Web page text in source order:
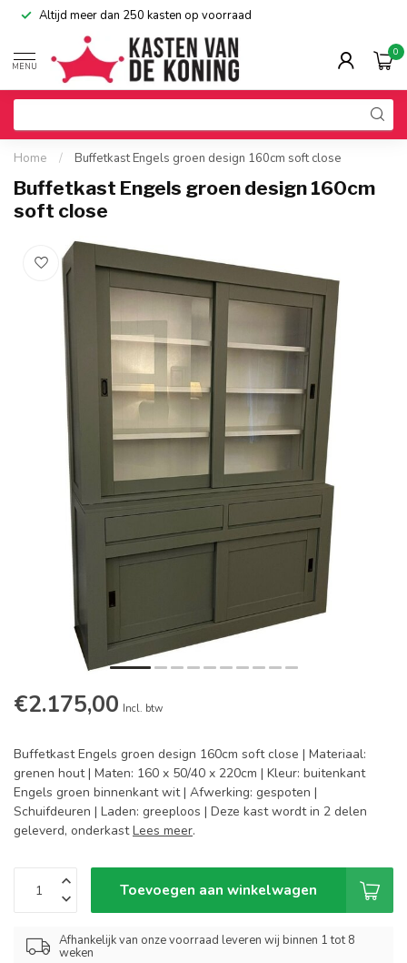
Altijd meer dan 250 kasten op voorraad
MENU
0
Home / Buffetkast Engels groen design 160cm soft close
Buffetkast Engels groen design 160cm
soft close
€2.175,00 Incl. btw
Buffetkast Engels groen design 160cm soft close | Materiaal:
grenen hout | Maten: 160 x 50/40 x 220cm | Kleur: buitenkant
Engels groen binnenkant wit | Afwerking: gespoten |
Schuifdeuren | Laden: greeploos | Deze kast wordt in 2 delen
geleverd, onderkastLees meer.
Toevoegen aan winkelwagen
Afhankelijk van onze voorraad leveren wij binnen 1 tot 8
weken